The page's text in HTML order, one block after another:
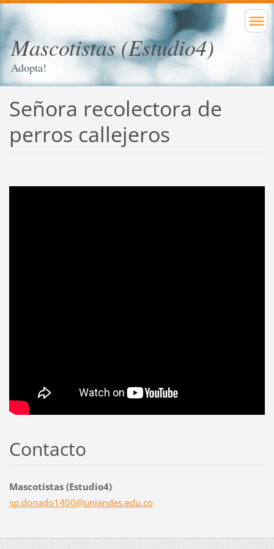
Mascotistas (Estudio4)
Adopta!
Señora recolectora de
perros callejeros
Contacto
Mascotistas (Estudio4)
sp.donado1400@uniandes.edu.co